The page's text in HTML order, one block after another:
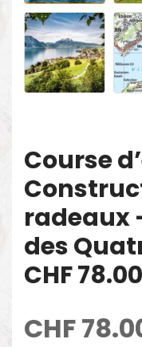
Course
radeaux
des
CHF 78.00
CHF